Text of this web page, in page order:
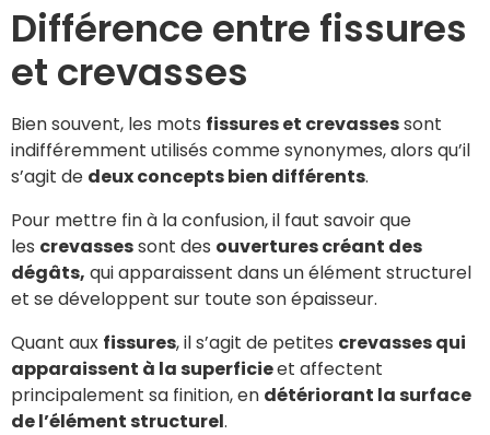
Différence entre fissures
et crevasses
Bien souvent, les mots fissures et crevassessont
indifféremment utilisés comme synonymes, alors qu’il
s’agit de deux concepts bien différents.
Pour mettre fin à la confusion, il faut savoir que
les crevassessont des ouvertures créant des
dégâts, qui apparaissent dans un élément structurel
et se développent sur toute son épaisseur.
Quant aux fissures, il s’agit de petites crevasses qui
apparaissent à la superficieet affectent
principalement sa finition, en détériorant la surface
de l’élément structurel.